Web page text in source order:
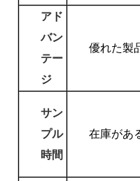
アド
バン
テー
ジ
優れた製
サン
プル
時間
在庫があ